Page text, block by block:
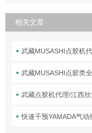
相关文章
武藏MUSASHI点胶机
武藏MUSASHI点胶类
武藏点胶机代理/江西
快速干预YAMADA气